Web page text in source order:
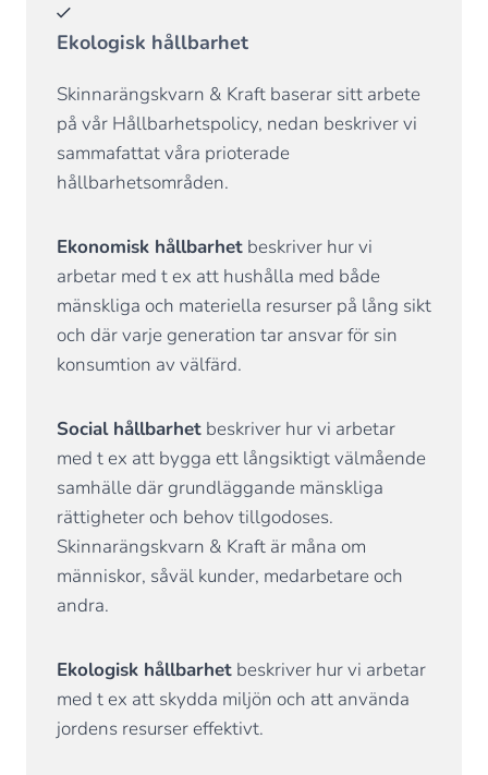
Ekologisk hållbarhet
Skinnarängskvarn & Kraft baserar sitt arbete
på vår Hållbarhetspolicy, nedan beskriver vi
sammafattat våra prioterade
hållbarhetsområden.
Ekonomisk hållbarhet beskriver hur vi
arbetar med t ex att hushålla med både
mänskliga och materiella resurser på lång sikt
och där varje generation tar ansvar för sin
konsumtion av välfärd.
Social hållbarhet beskriver hur vi arbetar
med t ex att bygga ett långsiktigt välmående
samhälle där grundläggande mänskliga
rättigheter och behov tillgodoses.
Skinnarängskvarn & Kraft är måna om
människor, såväl kunder, medarbetare och
andra.
Ekologisk hållbarhet beskriver hur vi arbetar
med t ex att skydda miljön och att använda
jordens resurser effektivt.